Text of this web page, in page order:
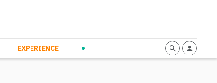
EXPERIENCE